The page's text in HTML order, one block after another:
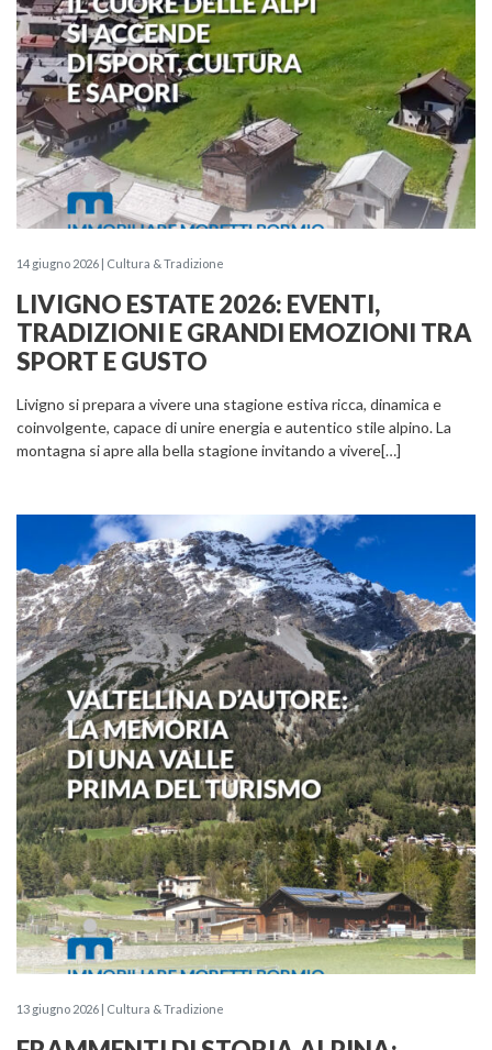
14 giugno 2026 | Cultura & Tradizione
LIVIGNO ESTATE 2026: EVENTI,
TRADIZIONI E GRANDI EMOZIONI TRA
SPORT E GUSTO
Livigno si prepara a vivere una stagione estiva ricca, dinamica e
coinvolgente, capace di unire energia e autentico stile alpino. La
montagna si apre alla bella stagione invitando a vivere[…]
13 giugno 2026 | Cultura & Tradizione